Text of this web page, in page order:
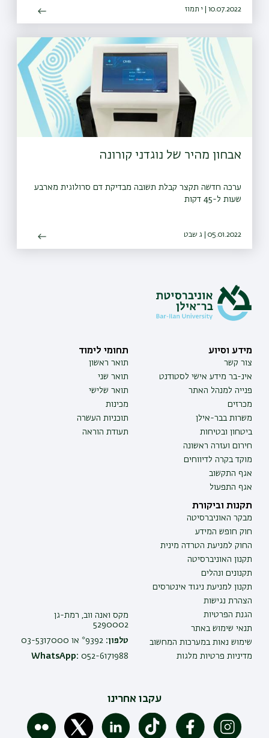
10.07.2022 | י תמוז
אבחון מהיר של נוגדני קורונה
ערכה חדשה תקצר קבלת תשובה מבדיקת דם סרולוגית מארבע
שעות ל-45 דקות
05.01.2022 | ג שבט
מידע וסיוע
צור קשר
אינ-בר מידע אישי לסטודנט
פנייה למנהל האתר
מכרזים
משרות בבר-אילן
ביטחון ובטיחות
חירום ועזרה ראשונה
מוקד בקרה לדיווחים
אגף התקשוב
אגף התפעול
תחומי לימוד
תואר ראשון
תואר שני
תואר שלישי
מכינות
תוכניות העשרה
תעודת הוראה
תקנות וביקורת
מבקר האוניברסיטה
חוק חופש המידע
החוק למניעת הטרדה מינית
תקנון האוניברסיטה
תקנונים ונהלים
תקנון למניעת ניגוד אינטרסים
הצהרת נגישות
הגנת הפרטיות
תנאי שימוש באתר
שימוש נאות במערכות המחשוב
מדיניות פרטיות מלגות
מקס ואנה ווב, רמת-גן
5290002
טלפון:
WhatsApp: 052-6171988
עקבו אחרינו